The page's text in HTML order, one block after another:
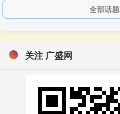
全部话
关注 广盛网